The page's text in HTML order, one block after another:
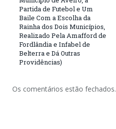
Partida de Futebol e Um
Baile Com a Escolha da
Rainha dos Dois Municípios,
Realizado Pela Amafford de
Fordlândia e Infabel de
Belterra e Dá Outras
Providências)
Os comentários estão fechados.